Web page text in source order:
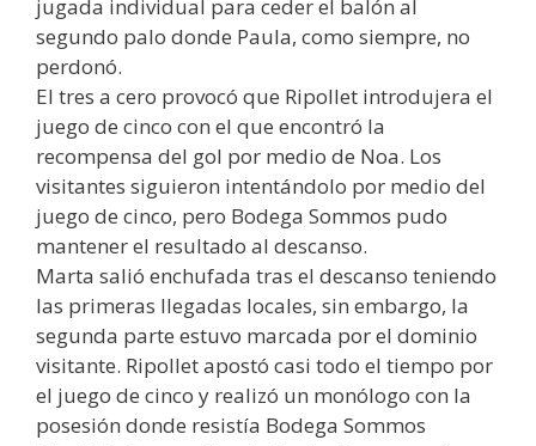
jugada individual para ceder el balón al
segundo palo donde Paula, como siempre, no
perdonó.
El tres a cero provocó que Ripollet introdujera el
juego de cinco con el que encontró la
recompensa del gol por medio de Noa. Los
visitantes siguieron intentándolo por medio del
juego de cinco, pero Bodega Sommos pudo
mantener el resultado al descanso.
Marta salió enchufada tras el descanso teniendo
las primeras llegadas locales, sin embargo, la
segunda parte estuvo marcada por el dominio
visitante. Ripollet apostó casi todo el tiempo por
el juego de cinco y realizó un monólogo con la
posesión donde resistía Bodega Sommos